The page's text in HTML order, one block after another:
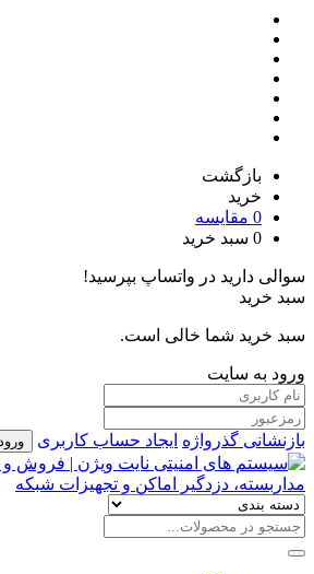
بازگشت
خرید
0 مقایسه
0 سبد خرید
سوالی دارید در واتساپ بپرسید!
سبد خرید
سبد خرید شما خالی است.
ورود به سایت
بازنشانی گذرواژه ایجاد حساب کاربری